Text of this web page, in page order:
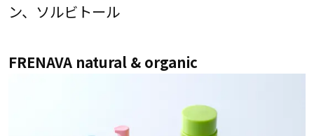
ン、ソルビトール
FRENAVA natural & organic